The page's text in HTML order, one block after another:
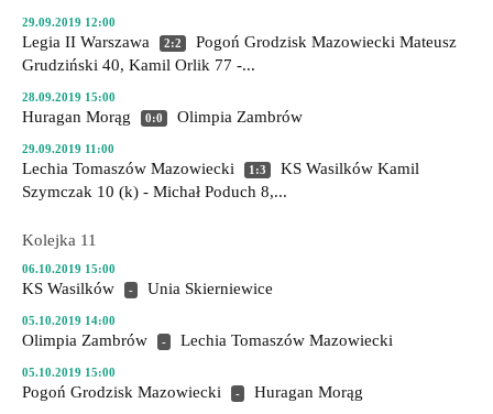
29.09.2019 12:00
Legia II Warszawa 2:2 Pogoń Grodzisk Mazowiecki Mateusz
Grudziński 40, Kamil Orlik 77 -...
28.09.2019 15:00
Huragan Morąg 0:0 Olimpia Zambrów
29.09.2019 11:00
Lechia Tomaszów Mazowiecki 1:3 KS Wasilków Kamil
Szymczak 10 (k) - Michał Poduch 8,...
Kolejka 11
06.10.2019 15:00
KS Wasilków - Unia Skierniewice
05.10.2019 14:00
Olimpia Zambrów - Lechia Tomaszów Mazowiecki
05.10.2019 15:00
Pogoń Grodzisk Mazowiecki - Huragan Morąg